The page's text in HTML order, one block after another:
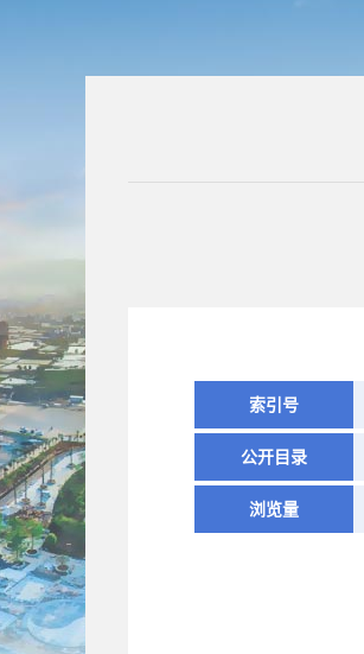
索引号
公开目录
浏览量